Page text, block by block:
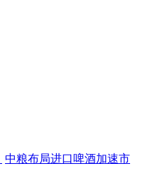
中粮布局进口啤酒加速市